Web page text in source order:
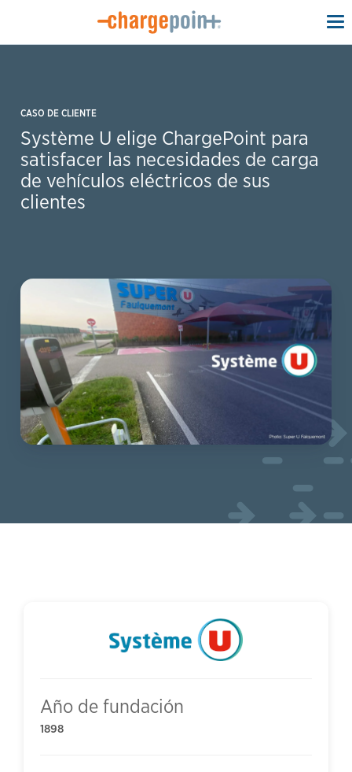
CASO DE CLIENTE
Système U elige ChargePoint para
satisfacer las necesidades de carga
de vehículos eléctricos de sus
clientes
Año de fundación
1898